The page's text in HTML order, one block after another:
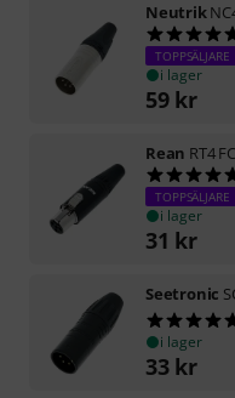
Neutrik
TOPPSÄLJARE
i lager
59 kr
Rean RT4
TOPPSÄLJARE
i lager
31 kr
Seetronic
i lager
33 kr